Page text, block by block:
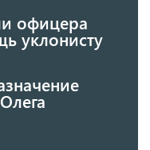
офицера
уклонисту